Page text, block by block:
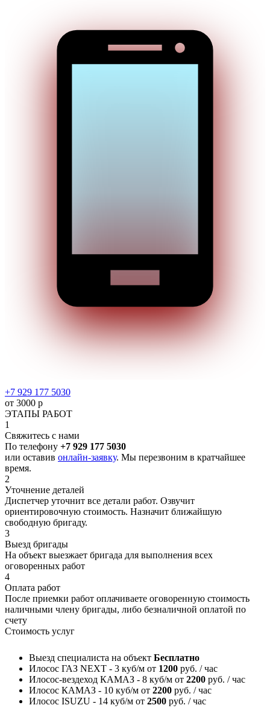
+7 929 177 5030
от 3000 р
ЭТАПЫ РАБОТ
1
Свяжитесь с нами
По телефону +7 929 177 5030
или оставив онлайн-заявку. Мы перезвоним в кратчайшее
время.
2
Уточнение деталей
Диспетчер уточнит все детали работ. Озвучит
ориентировочную стоимость. Назначит ближайшую
свободную бригаду.
3
Выезд бригады
На объект выезжает бригада для выполнения всех
оговоренных работ
4
Оплата работ
После приемки работ оплачиваете оговоренную стоимость
наличными члену бригады, либо безналичной оплатой по
счету
Стоимость услуг
Выезд специалиста на объект Бесплатно
Илосос ГАЗ NEXT - 3 куб/м от 1200 руб. / час
Илосос-вездеход КАМАЗ - 8 куб/м от 2200 руб. / час
Илосос КАМАЗ - 10 куб/м от 2200 руб. / час
Илосос ISUZU - 14 куб/м от 2500 руб. / час